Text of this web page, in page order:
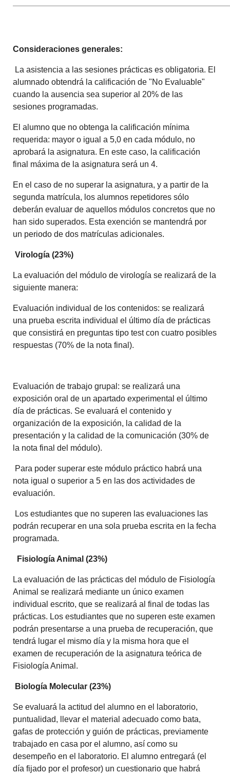
Consideraciones generales:
La asistencia a las sesiones prácticas es obligatoria. El
alumnado obtendrá la calificación de "No Evaluable"
cuando la ausencia sea superior al 20% de las
sesiones programadas.
El alumno que no obtenga la calificación mínima
requerida: mayor o igual a 5,0 en cada módulo, no
aprobará la asignatura. En este caso, la calificación
final máxima de la asignatura será un 4.
En el caso de no superar la asignatura, y a partir de la
segunda matrícula, los alumnos repetidores sólo
deberán evaluar de aquellos módulos concretos que no
han sido superados. Esta exención se mantendrá por
un periodo de dos matrículas adicionales.
Virología (23%)
La evaluación del módulo de virología se realizará de la
siguiente manera:
Evaluación individual de los contenidos: se realizará
una prueba escrita individual el último día de prácticas
que consistirá en preguntas tipo test con cuatro posibles
respuestas (70% de la nota final).
Evaluación de trabajo grupal: se realizará una
exposición oral de un apartado experimental el último
día de prácticas. Se evaluará el contenido y
organización de la exposición, la calidad de la
presentación y la calidad de la comunicación (30% de
la nota final del módulo).
Para poder superar este módulo práctico habrá una
nota igual o superior a 5 en las dos actividades de
evaluación.
Los estudiantes que no superen las evaluaciones las
podrán recuperar en una sola prueba escrita en la fecha
programada.
Fisiología Animal (23%)
La evaluación de las prácticas del módulo de Fisiología
Animal se realizará mediante un único examen
individual escrito, que se realizará al final de todas las
prácticas. Los estudiantes que no superen este examen
podrán presentarse a una prueba de recuperación, que
tendrá lugar el mismo día y la misma hora que el
examen de recuperación de la asignatura teórica de
Fisiología Animal.
Biología Molecular (23%)
Se evaluará la actitud del alumno en el laboratorio,
puntualidad, llevar el material adecuado como bata,
gafas de protección y guión de prácticas, previamente
trabajado en casa por el alumno, así como su
desempeño en el laboratorio. El alumno entregará (el
día fijado por el profesor) un cuestionario que habrá